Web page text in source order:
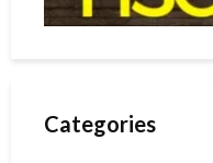
Categories